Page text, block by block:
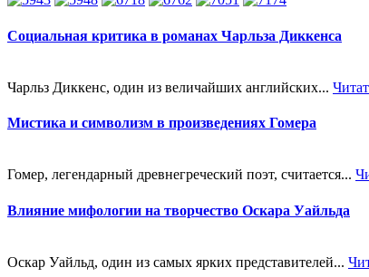
Социальная критика в романах Чарльза Диккенса
Чарльз Диккенс, один из величайших английских...
Мистика и символизм в произведениях Гомера
Гомер, легендарный древнегреческий поэт, считается...
Влияние мифологии на творчество Оскара Уайльда
Оскар Уайльд, один из самых ярких представителей...